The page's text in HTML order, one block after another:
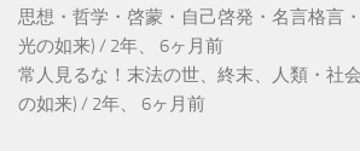
思想・哲学・啓蒙・自己啓発・名言格言
光の如来) / 2年、 6ヶ月前
常人見るな！末法の世、終末、人類・社
の如来) / 2年、 6ヶ月前